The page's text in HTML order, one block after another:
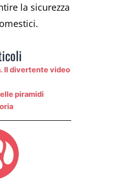
la sicurezza
Il divertente video
piramidi